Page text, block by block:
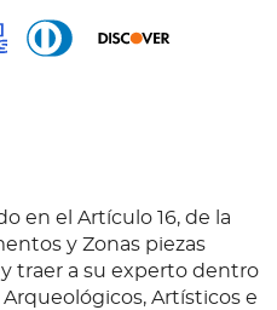
en el Artículo 16, de la
y Zonas piezas
traer a su experto dentro
Artísticos e